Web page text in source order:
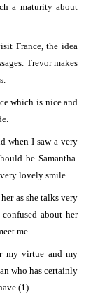
a maturity about
France, the idea
Trevor makes
which is nice and
when I saw a very
be Samantha.
lovely smile.
as she talks very
about her
me.
my virtue and my
who has certainly
(1)